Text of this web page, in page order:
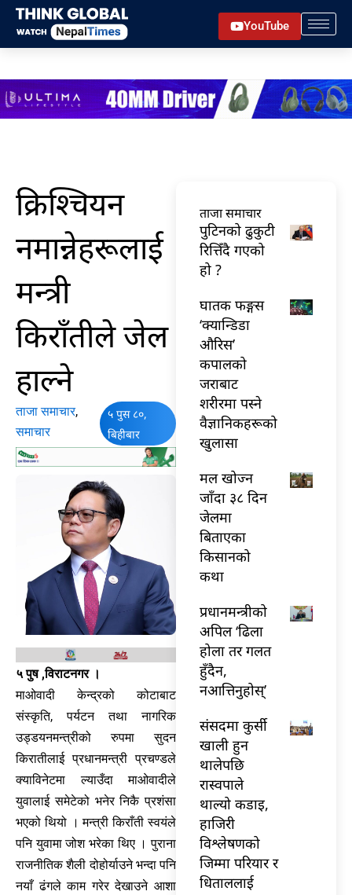
Skip
content
YouTube
क्रिश्चियन
नमान्नेहरूलाई
मन्त्री
किराँतीले जेल
हाल्ने
ताजा समाचार,
समाचार
५ पुस ८०,
बिहीबार
५ पुष ,विराटनगर ।
माओवादी केन्द्रको कोटाबाट
संस्कृति, पर्यटन तथा नागरिक
उड्डयनमन्त्रीको रुपमा सुदन
किरातीलाई प्रधानमन्त्री प्रचण्डले
क्याविनेटमा ल्याउँदा माओवादीले
युवालाई समेटेको भनेर निकै प्रशंसा
भएको थियो । मन्त्री किराँती स्वयंले
पनि युवामा जोश भरेका थिए । पुराना
राजनीतिक शैली दोहोर्याउने भन्दा पनि
नयाँ ढंगले काम गरेर देखाउने आशा
ताजा समाचार
पुटिनको ढुकुटी
रित्तिँदै गएको
हो ?
घातक फङ्गस
‘क्यान्डिडा
औरिस’
कपालको
जराबाट
शरीरमा पस्ने
वैज्ञानिकहरूको
खुलासा
मल खोज्न
जाँदा ३८ दिन
जेलमा
बिताएका
किसानको
कथा
प्रधानमन्त्रीको
अपिल ‘ढिला
होला तर गलत
हुँदैन,
नआत्तिनुहोस्’
संसदमा कुर्सी
खाली हुन
थालेपछि
रास्वपाले
थाल्यो कडाइ,
हाजिरी
विश्लेषणको
जिम्मा परियार र
धिताललाई